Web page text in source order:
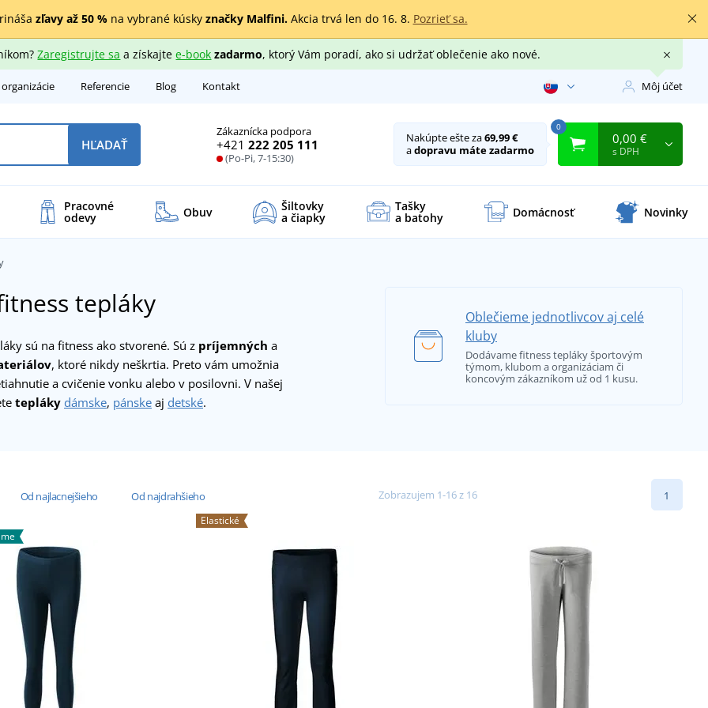
zľavy až 50 %na vybrané kúsky značky Malfini.Akcia trvá len do 16. 8. Pozrieť sa.
Zaregistrujte sa a získajtee-book zadarmo, ktorý Vám poradí, ako si udržať oblečenie ako nové.
Referencie Blog Kontakt Môj účet
Zákaznícka podpora
+421 222 205 111
(Po-Pi, 7-15:30)
HĽADAŤ Nakúpte ešte za69,99 €
adopravu máte zadarmo
0
0,00 €
s DPH
Pracovné
odevy Obuv Šiltovky
a čiapky
Tašky
a batohy Domácnosť Novinky
tepláky
sú na fitness ako stvorené. Sú z príjemných a
, ktoré nikdy neškrtia. Preto vám umožnia
a cvičenie vonku alebo v posilovni. V našej
tepláky dámske, pánske aj detské.
Oblečieme jednotlivcov aj celé
kluby
Dodávame fitness tepláky športovým
týmom, klubom a organizáciam či
koncovým zákazníkom už od 1 kusu.
Od najlacnejšieho Od najdrahšieho Zobrazujem 1-16 z 16 1
Elastické